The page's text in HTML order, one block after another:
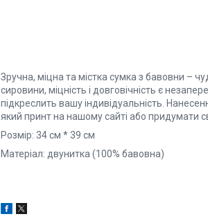
Зручна, міцна та містка сумка з бавовни –
сировини, міцність і довговічність є
підкреслить вашу індивідуальність.
який принт на нашому сайті або придумати
Розмір: 34 см * 39 см
Матеріал: двунитка (100% бавовна)